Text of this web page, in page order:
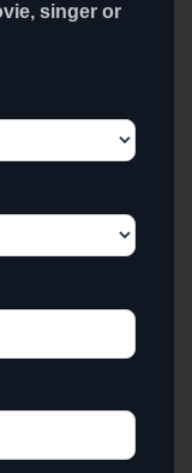
singer or